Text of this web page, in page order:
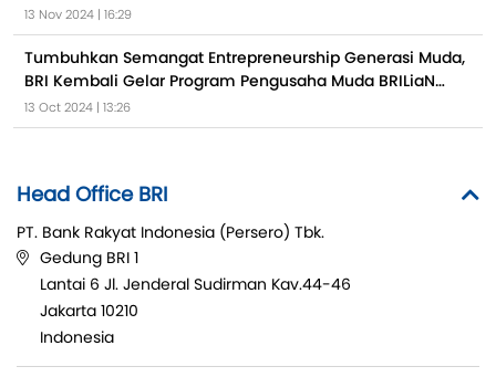
13 Nov 2024 | 16:29
Tumbuhkan Semangat Entrepreneurship Generasi Muda,
BRI Kembali Gelar Program Pengusaha Muda BRILiaN
2024
13 Oct 2024 | 13:26
Head Office BRI
PT. Bank Rakyat Indonesia (Persero) Tbk.
Gedung BRI 1
Lantai 6 Jl. Jenderal Sudirman Kav.44-46
Jakarta 10210
Indonesia